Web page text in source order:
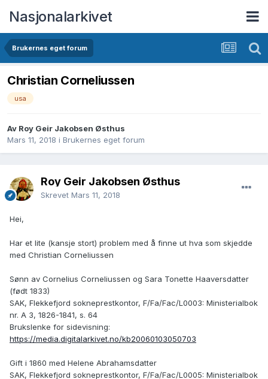
Nasjonalarkivet
Brukernes eget forum
Christian Corneliussen
usa
Av Roy Geir Jakobsen Østhus
Mars 11, 2018 i Brukernes eget forum
Roy Geir Jakobsen Østhus
Skrevet Mars 11, 2018
Hei,
Har et lite (kansje stort) problem med å finne ut hva som skjedde
med Christian Corneliussen
Sønn av Cornelius Corneliussen og Sara Tonette Haaversdatter
(født 1833)
SAK, Flekkefjord sokneprestkontor, F/Fa/Fac/L0003: Ministerialbok
nr. A 3, 1826-1841, s. 64
Brukslenke for sidevisning:
https://media.digitalarkivet.no/kb20060103050703
Gift i 1860 med Helene Abrahamsdatter
SAK, Flekkefjord sokneprestkontor, F/Fa/Fac/L0005: Ministerialbok